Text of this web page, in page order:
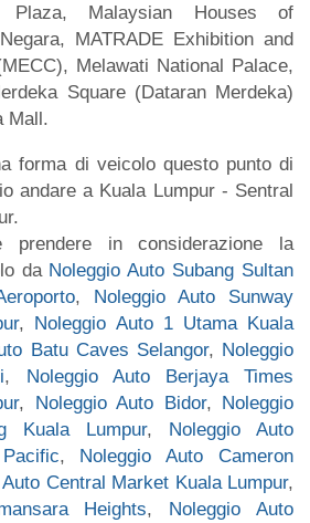
Malaysian Houses of
MATRADE Exhibition and
Melawati National Palace,
Square (Dataran Merdeka)
Mall.
forma di veicolo questo punto di
andare a Kuala Lumpur - Sentral
prendere in considerazione la
da Noleggio Auto Subang Sultan
, Noleggio Auto Sunway
, Noleggio Auto 1 Utama Kuala
Batu Caves Selangor, Noleggio
, Noleggio Auto Berjaya Times
, Noleggio Auto Bidor, Noleggio
Kuala Lumpur, Noleggio Auto
, Noleggio Auto Cameron
Central Market Kuala Lumpur,
Heights, Noleggio Auto